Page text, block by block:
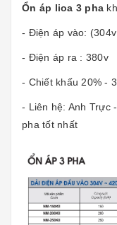
Ổn áp lioa 3 pha
- Điện áp vào:
- Điện áp ra : 380v
- Chiết khấu 20% -
- Liên hệ: Anh Trực
pha tốt nhất